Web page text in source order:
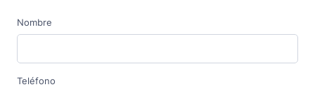
Nombre
Teléfono